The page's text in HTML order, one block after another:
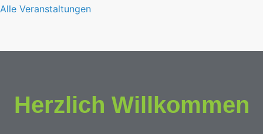
Alle Veranstaltungen
Herzlich Willkommen